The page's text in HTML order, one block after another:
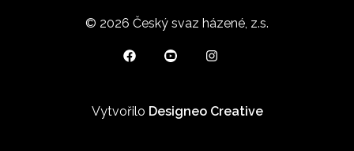
© 2026 Český svaz házené, z.s.
Vytvořilo Designeo Creative